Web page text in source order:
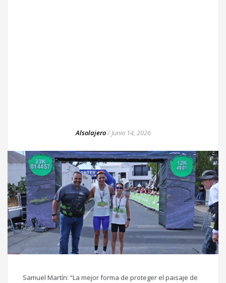
Alsolajero/Junio 14, 2026
Samuel Martín: “La mejor forma de proteger el paisaje de